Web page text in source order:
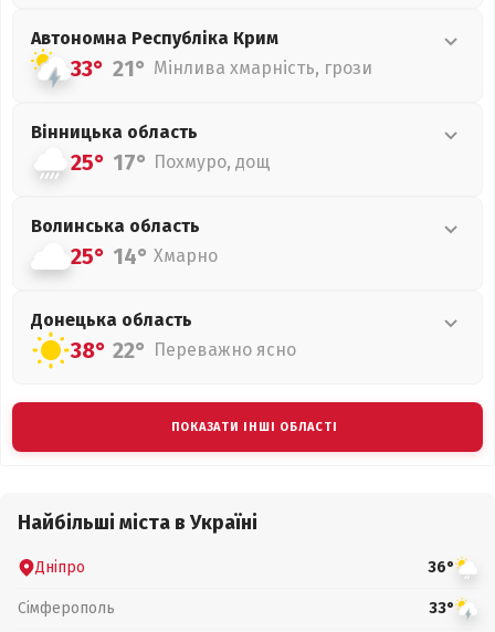
Автономна Республіка Крим
33° 21° Мінлива хмарність, грози
Вінницька область
25° 17° Похмуро, дощ
Волинська область
25° 14° Хмарно
Донецька область
38° 22° Переважно ясно
ПОКАЗАТИ ІНШІ ОБЛАСТІ
Найбільші міста в Україні
Дніпро 36°
Сімферополь 33°